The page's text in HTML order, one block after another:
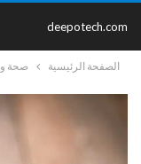
deepotech.com
الصفحة الرئيسية صحة